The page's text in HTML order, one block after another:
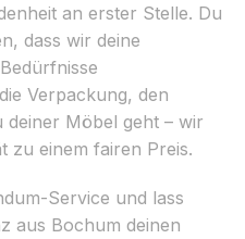
an erster Stelle. Du
dass wir deine
Verpackung, den
Möbel geht – wir
zu einem fairen Preis.
Service und lass
aus Bochum deinen